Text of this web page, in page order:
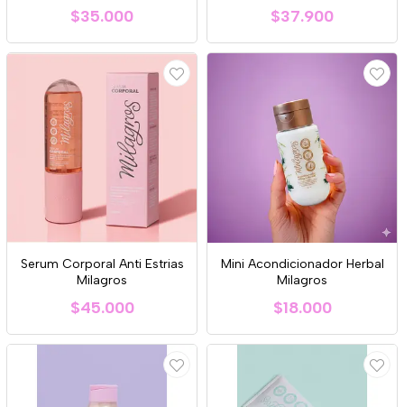
$35.000 $37.900
Serum Corporal Anti Estrias
Milagros
$45.000
Mini Acondicionador Herbal
Milagros
$18.000